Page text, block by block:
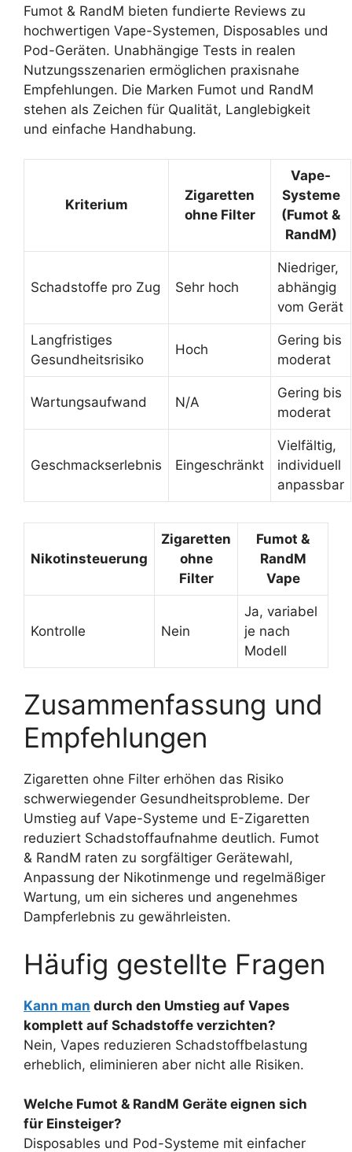
Fumot & RandM bieten fundierte Reviews zu
hochwertigen Vape-Systemen, Disposables und
Pod-Geräten. Unabhängige Tests in realen
Nutzungsszenarien ermöglichen praxisnahe
Empfehlungen. Die Marken Fumot und RandM
stehen als Zeichen für Qualität, Langlebigkeit
und einfache Handhabung.
Kriterium
Zigaretten
ohne Filter
Vape-
Systeme
(Fumot &
RandM)
Schadstoffe pro Zug Sehr hoch
Niedriger,
abhängig
vom Gerät
Langfristiges
Gesundheitsrisiko
Hoch
Gering bis
moderat
Wartungsaufwand N/A
Gering bis
moderat
Geschmackserlebnis Eingeschränkt
Vielfältig,
individuell
anpassbar
Nikotinsteuerung
Zigaretten
ohne
Filter
Fumot &
RandM
Vape
Kontrolle Nein
Ja, variabel
je nach
Modell
Zusammenfassung und
Empfehlungen
Zigaretten ohne Filter erhöhen das Risiko
schwerwiegender Gesundheitsprobleme. Der
Umstieg auf Vape-Systeme und E-Zigaretten
reduziert Schadstoffaufnahme deutlich. Fumot
& RandM raten zu sorgfältiger Gerätewahl,
Anpassung der Nikotinmenge und regelmäßiger
Wartung, um ein sicheres und angenehmes
Dampferlebnis zu gewährleisten.
Häufig gestellte Fragen
Kann man durch den Umstieg auf Vapes
komplett auf Schadstoffe verzichten?
Nein, Vapes reduzieren Schadstoffbelastung
erheblich, eliminieren aber nicht alle Risiken.
Welche Fumot & RandM Geräte eignen sich
für Einsteiger?
Disposables und Pod-Systeme mit einfacher